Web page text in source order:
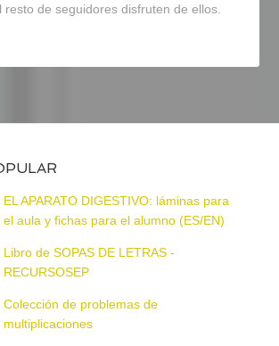
resto de seguidores disfruten de ellos.
EL APARATO DIGESTIVO: láminas para
el aula y fichas para el alumno (ES/EN)
Libro de SOPAS DE LETRAS -
RECURSOSEP
Colección de problemas de
multiplicaciones